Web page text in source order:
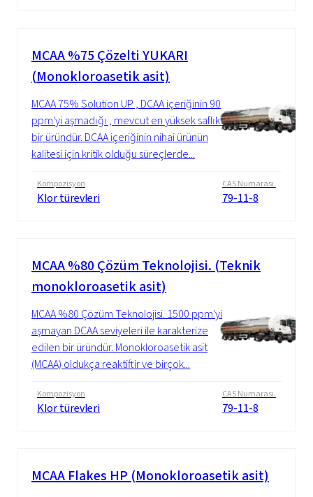
MCAA %75 Çözelti YUKARI
(Monokloroasetik asit)
MCAA 75% Solution UP , DCAA içeriğinin 90
ppm'yi aşmadığı , mevcut en yüksek saflıkta
bir üründür. DCAA içeriğinin nihai ürünün
kalitesi için kritik olduğu süreçlerde...
Kompozisyon
Klor türevleri
CAS Numarası.
79-11-8
MCAA %80 Çözüm Teknolojisi. (Teknik
monokloroasetik asit)
MCAA %80 Çözüm Teknolojisi. 1500 ppm'yi
aşmayan DCAA seviyeleri ile karakterize
edilen bir üründür. Monokloroasetik asit
(MCAA) oldukça reaktiftir ve birçok...
Kompozisyon
Klor türevleri
CAS Numarası.
79-11-8
MCAA Flakes HP (Monokloroasetik asit)